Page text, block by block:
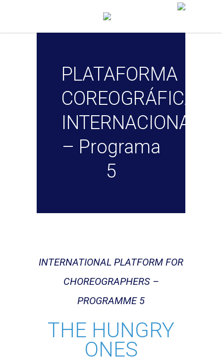
PLATAFORMA
COREOGRÁFICA
INTERNACIONAL
– Programa
5
INTERNATIONAL PLATFORM FOR
CHOREOGRAPHERS –
PROGRAMME 5
THE HUNGRY
ONES